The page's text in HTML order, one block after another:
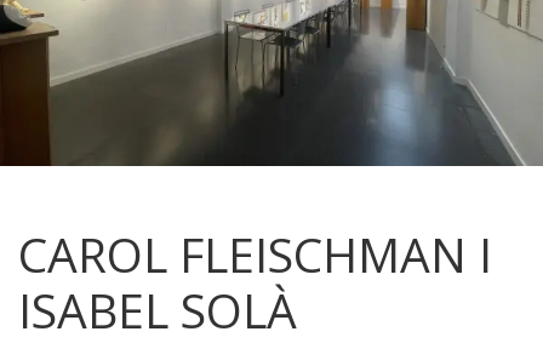
CAROL FLEISCHMAN I
ISABEL SOLÀ